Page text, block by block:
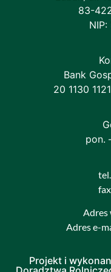
83-
Bank
20 1130
pon.
Adres
Adres e-
Projekt i